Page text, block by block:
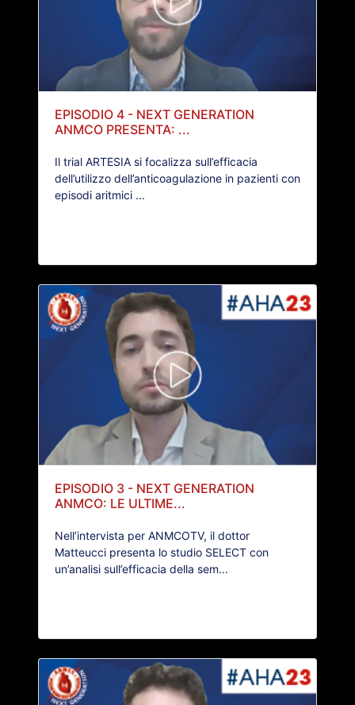
EPISODIO 4 - NEXT GENERATION
ANMCO PRESENTA: ...
Il trial ARTESIA si focalizza sull’efficacia
dell’utilizzo dell’anticoagulazione in pazienti con
episodi aritmici ...
EPISODIO 3 - NEXT GENERATION
ANMCO: LE ULTIME...
Nell’intervista per ANMCOTV, il dottor
Matteucci presenta lo studio SELECT con
un’analisi sull’efficacia della sem...